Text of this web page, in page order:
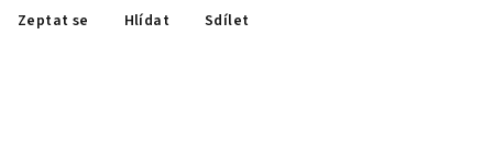
Zeptat se Hlídat Sdílet